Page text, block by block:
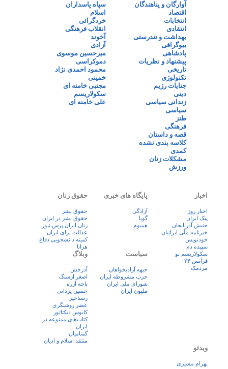
آوارگان و پناهندگان
اقتصاد
انتخابات
انتقادی
بهداشت و تندرستی
بیوگرافی
پادشاهی
پیشنهاد و نظریات
تاریخی
تکنولوژی
جنایات رژیم
دینی
زندانی سیاسی
سیاسی
طنز
فرهنگی
قصه و داستان
کلاسه بندی نشده
کمدی
مشکلات زنان
ورزش
سپاه پاسداران
اسلام
خردگرائی
انقلاب فرهنگی
آخوند
آزادی
میرحسین موسوی
دموکراسی
محمود احمدی نژاد
خمینی
مجتبی خامنه ای
سکولاریسم
علی خامنه ای
اخبار
اخبار روز
پيک ايران
جنبش آذربایجان
خبرنامه ملّی ایرانیان
خودنویس
سپیده دم
سکولاریسم نو
فرانس ۲۴
مردمک
پایگاه های خبری
آزادگی
گویا
همبوم
حقوق زنان
حقوق بشر
حقوق بشر در ایران
زنان ايران پرس نيوز
عدالت برای ایران
کمیته دانشجویی دفاع
هرانا
سیاست
جبهه آزادیخواهان
حزب مشروطه ایران
شورای ملی ایران
ملیون ایران
وبلاگ
آذرخش
اصغر ارسنگ
باچه آزره
حسین یزدانی
رستاخیز
عضر روشنگری
کابوس دیکتاتور
کتاب‌های ممنوعه در
ایران
گمنامیان
منتقد اسلام و ادیان
ویدئو
بهرام مشیری